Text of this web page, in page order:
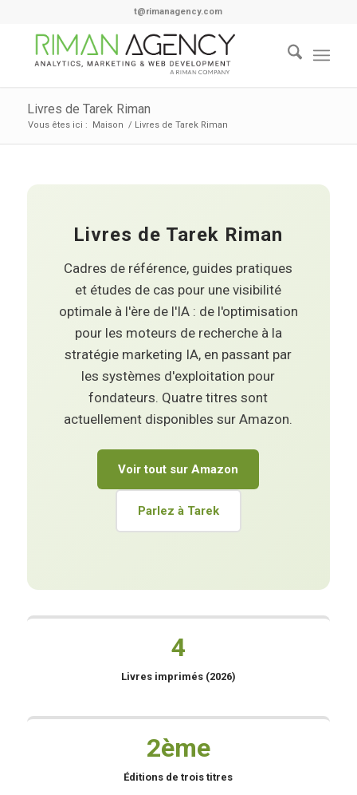
t@rimanagency.com
Livres de Tarek Riman
Vous êtes ici : Maison / Livres de Tarek Riman
Livres de Tarek Riman
Cadres de référence, guides pratiques
et études de cas pour une visibilité
optimale à l'ère de l'IA : de l'optimisation
pour les moteurs de recherche à la
stratégie marketing IA, en passant par
les systèmes d'exploitation pour
fondateurs. Quatre titres sont
actuellement disponibles sur Amazon.
Voir tout sur Amazon
Parlez à Tarek
4
Livres imprimés (2026)
2ème
Éditions de trois titres